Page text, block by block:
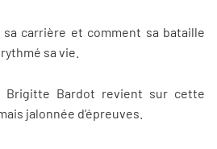
carrière et comment sa bataille
sa vie.
Brigitte Bardot revient sur cette
jalonnée d’épreuves.